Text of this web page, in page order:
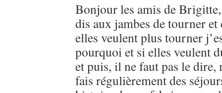
Bonjour les amis de
dis aux jambes de tourner
elles veulent plus tourner
pourquoi et si elles veulent
et puis, il ne faut pas le dire,
fais régulièrement des